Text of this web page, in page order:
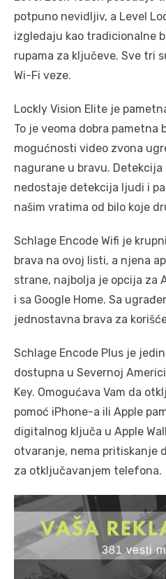
potpuno nevidljiv, a Level
izgledaju kao tradicionalne
rupama za ključeve. Sve tri
Wi-Fi veze.
Lockly Vision Elite je
To je veoma dobra pametna
mogućnosti video zvona
nagurane u bravu.
nedostaje detekcija ljudi i
našim vratima od bilo koje
Schlage Encode Wifi je
brava na ovoj listi, a njena
strane, najbolja je opcija za
i sa Google Home. Sa
jednostavna brava za
Schlage Encode Plus je
dostupna u Severnoj
Key. Omogućava Vam da
pomoć iPhone-a ili Apple
digitalnog ključa u Apple
otvaranje, nema pritiskanje
za otključavanjem telefona.